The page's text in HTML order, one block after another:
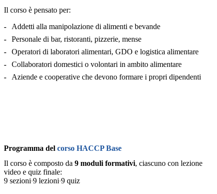
Il corso è pensato per:
Addetti alla manipolazione di alimenti e bevande
Personale di bar, ristoranti, pizzerie, mense
Operatori di laboratori alimentari, GDO e logistica alimentare
Collaboratori domestici o volontari in ambito alimentare
Aziende e cooperative che devono formare i propri dipendenti
Programma del corso HACCP Base
Il corso è composto da 9 moduli formativi, ciascuno con lezione
video e quiz finale:
9 sezioni 9 lezioni 9 quiz